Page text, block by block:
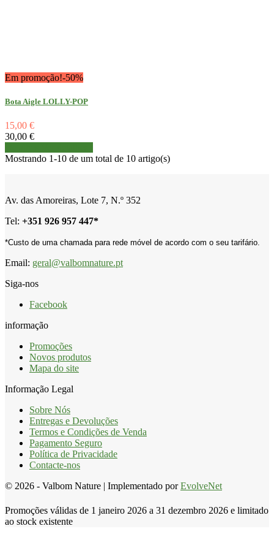
Em promoção!-50%
Bota Aigle LOLLY-POP
15,00 €
30,00 €
Mostrando 1-10 de um total de 10 artigo(s)
Av. das Amoreiras, Lote 7, N.º 352
Tel: +351 926 957 447*
*Custo de uma chamada para rede móvel de acordo com o seu tarifário.
Email: geral@valbomnature.pt
Siga-nos
Facebook
informação
Promoções
Novos produtos
Mapa do site
Informação Legal
Sobre Nós
Entregas e Devoluções
Termos e Condições de Venda
Pagamento Seguro
Política de Privacidade
Contacte-nos
© 2026 - Valbom Nature | Implementado porEvolveNet
Promoções válidas de 1 janeiro 2026 a 31 dezembro 2026 e limitado
ao stock existente